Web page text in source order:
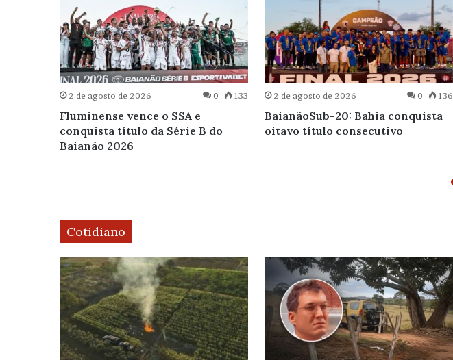
2 de agosto de 2026 0 133
Fluminense vence o SSA e
conquista título da Série B do
Baianão 2026
2 de agosto de 2026 0 136
BaianãoSub-20: Bahia conquista
oitavo título consecutivo
Cotidiano